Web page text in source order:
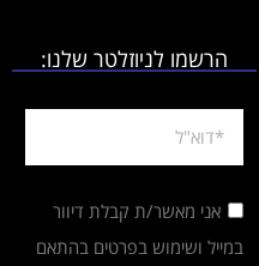
הרשמו לניוזלטר שלנו:
אני מאשר/ת קבלת דיוור
במייל ושימוש בפרטים בהתאם